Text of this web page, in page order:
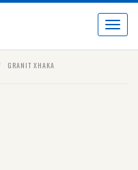
Toggle
GRANIT XHAKA